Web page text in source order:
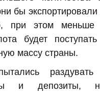
бы
при этом меньше
будет
массу страны.
и депозиты,